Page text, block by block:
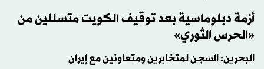
أزمة دبلوماسية بعد توقيف الكويت متسللين من
«الحرس الثوري»
البحرين: السجن لمتخابرين ومتعاونين مع إيران